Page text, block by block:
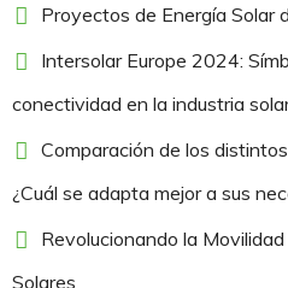
Proyectos de Energía Solar
Intersolar Europe 2024:
conectividad en la industria
Comparación de los
¿Cuál se adapta mejor a sus
Revolucionando la
Solares